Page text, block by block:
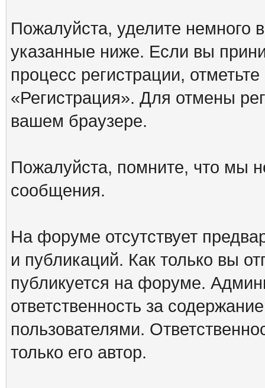
Пожалуйста, уделите немного
указанные ниже. Если вы
процесс регистрации,
«Регистрация». Для отмены
вашем браузере.
Пожалуйста, помните, что мы
сообщения.
На форуме отсутствует
и публикаций. Как только вы
публикуется на форуме.
ответственность за
пользователями.
только его автор.